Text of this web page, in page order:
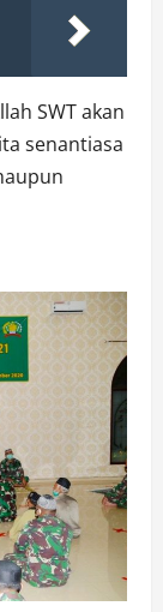
SWT akan
senantiasa